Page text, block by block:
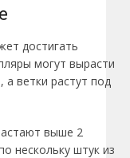
достигать
могут вырасти
ветки растут под
выше 2
нескольку штук из